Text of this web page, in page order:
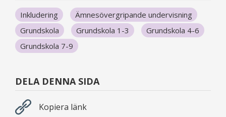
som
lärare
arbetar
vidare
med
undervisning
och
ditt
ledarskap.
Inkludering
Ämnesövergripande undervisning
Grundskola
Grundskola 1-3
Grundskola 4-6
Grundskola 7-9
DELA DENNA SIDA
Kopiera länk